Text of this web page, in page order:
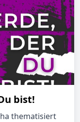
bist!
thematisiert